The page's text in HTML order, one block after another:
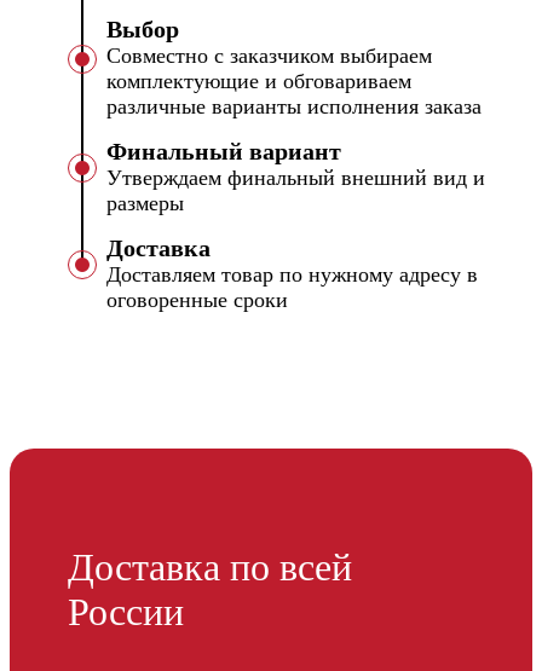
Выбор
Совместно с заказчиком выбираем
комплектующие и обговариваем
различные варианты исполнения заказа
Финальный вариант
Утверждаем финальный внешний вид и
размеры
Доставка
Доставляем товар по нужному адресу в
оговоренные сроки
Доставка по всей
России